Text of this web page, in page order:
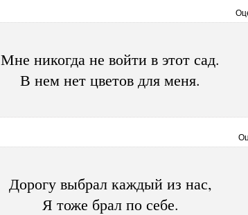
Мне никогда не войти в этот сад.
В нем нет цветов для меня.
Дорогу выбрал каждый из нас,
Я тоже брал по себе.